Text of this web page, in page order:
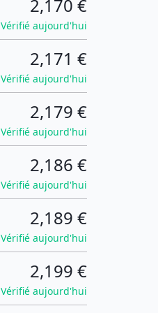
2,170 €
Vérifié aujourd'hui
2,171 €
Vérifié aujourd'hui
2,179 €
Vérifié aujourd'hui
2,186 €
Vérifié aujourd'hui
2,189 €
Vérifié aujourd'hui
2,199 €
Vérifié aujourd'hui